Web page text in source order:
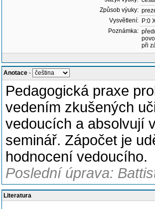
Způsob výuky:
Vysvětlení: P:0
Poznámka:
při
Anotace -
Pedagogická praxe
vedením zkušených
vedoucích a absolvují
seminář. Zápočet je
hodnocení vedoucího.
Poslední úprava:
Literatura